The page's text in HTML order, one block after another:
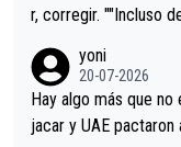
r, corregir. ""Incluso
permaneció pegado
a que era capaz de
yoni
20-07-2026
Hay algo más que
jacar y UAE pactaron